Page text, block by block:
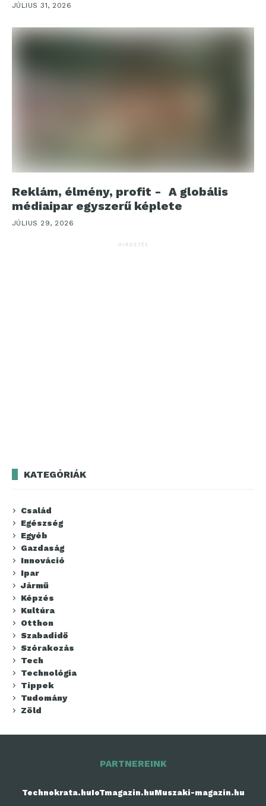
JÚLIUS 31, 2026
Reklám, élmény, profit - A globális
médiaipar egyszerű képlete
JÚLIUS 29, 2026
HIRDETÉS
KATEGÓRIÁK
Család
Egészség
Egyéb
Gazdaság
Innováció
Ipar
Jármű
Képzés
Kultúra
Otthon
Szabadidő
Szórakozás
Tech
Technológia
Tippek
Tudomány
Zöld
PARTNEREINK
Technokrata.huIoTmagazin.huMuszaki-magazin.hu